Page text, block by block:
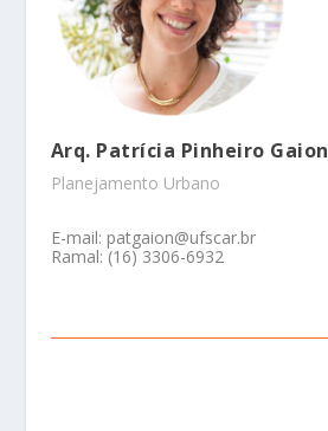
Arq. Patrícia Pinheiro Gaion
Planejamento Urbano
E-mail: patgaion@ufscar.br
Ramal: (16) 3306-6932